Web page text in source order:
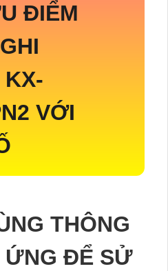
ĐIỂM
KX-
VỚI
THÔNG
ỨNG ĐỂ SỬ